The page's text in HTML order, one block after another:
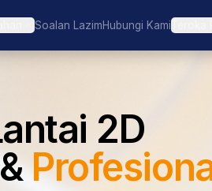
Soalan LazimHubungi Kami
2D
&